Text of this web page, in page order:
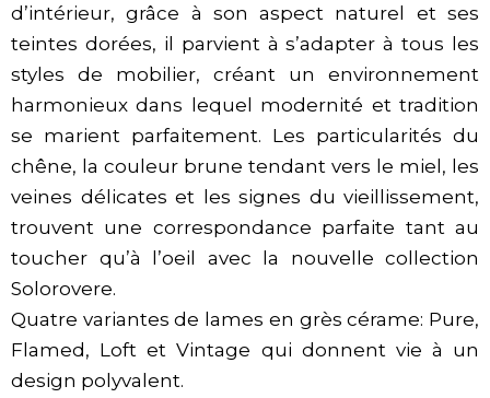
d’intérieur, grâce à son aspect naturel et ses
teintes dorées, il parvient à s’adapter à tous les
styles de mobilier, créant un environnement
harmonieux dans lequel modernité et tradition
se marient parfaitement. Les particularités du
chêne, la couleur brune tendant vers le miel, les
veines délicates et les signes du vieillissement,
trouvent une correspondance parfaite tant au
toucher qu’à l’oeil avec la nouvelle collection
Solorovere.
Quatre variantes de lames en grès cérame: Pure,
Flamed, Loft et Vintage qui donnent vie à un
design polyvalent.